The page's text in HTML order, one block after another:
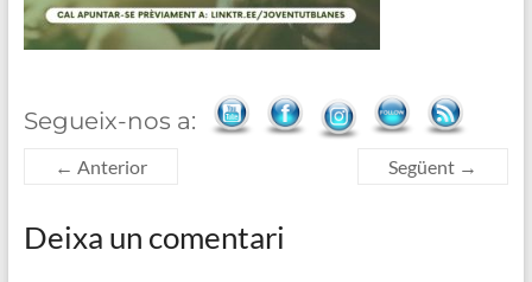
Segueix-nos a:
← Anterior Següent →
Deixa un comentari